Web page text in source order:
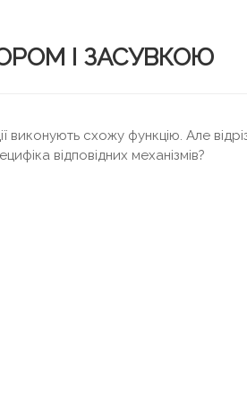
І ЗАСУВКОЮ
виконують схожу функцію. Але
відповідних механізмів?